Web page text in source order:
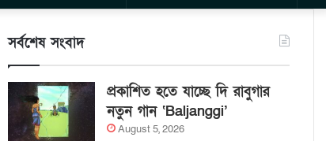
for
সর্বশেষ সংবাদ
প্রকাশিত হতে যাচ্ছে দি রাবুগার
নতুন গান ‘Baljanggi’
August 5, 2026